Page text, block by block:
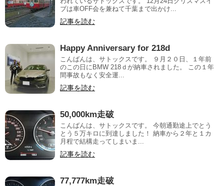
ブは車OFF会を兼ねて千葉まで出かけ...
記事を読む
Happy Anniversary for 218d
こんばんは、サトックスです。 ９月２０日、１年前
のこの日にBMW 218ｄが納車されました。 この１年
間事故もなく安全運...
記事を読む
50,000km走破
こんばんは、サトックスです。 今朝通勤途上でとう
とう５万キロに到達しました！ 納車から２年と１カ
月程で結構走ってしまいま...
記事を読む
77,777km走破